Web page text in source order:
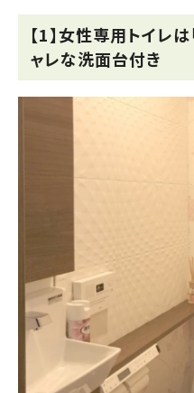
【1】女性専用トイレ
ャレな洗面台付き